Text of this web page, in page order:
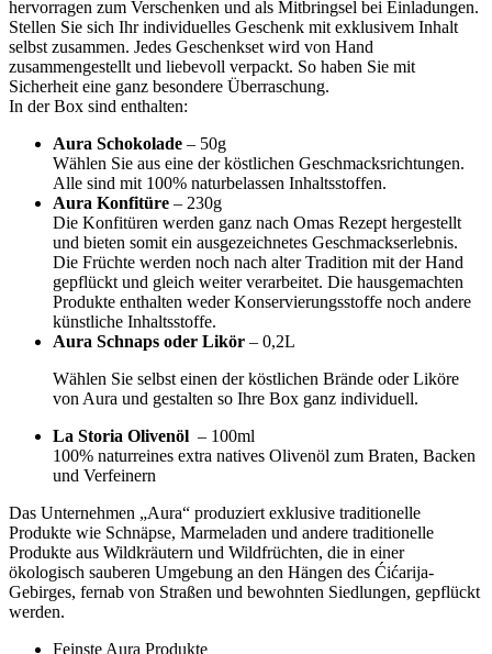
hervorragen zum Verschenken und als Mitbringsel bei Einladungen.
Stellen Sie sich Ihr individuelles Geschenk mit exklusivem Inhalt
selbst zusammen. Jedes Geschenkset wird von Hand
zusammengestellt und liebevoll verpackt. So haben Sie mit
Sicherheit eine ganz besondere Überraschung.
In der Box sind enthalten:
Aura Schokolade – 50g
Wählen Sie aus eine der köstlichen Geschmacksrichtungen.
Alle sind mit 100% naturbelassen Inhaltsstoffen.
Aura Konfitüre – 230g
Die Konfitüren werden ganz nach Omas Rezept hergestellt
und bieten somit ein ausgezeichnetes Geschmackserlebnis.
Die Früchte werden noch nach alter Tradition mit der Hand
gepflückt und gleich weiter verarbeitet. Die hausgemachten
Produkte enthalten weder Konservierungsstoffe noch andere
künstliche Inhaltsstoffe.
Aura Schnaps oder Likör – 0,2L
Wählen Sie selbst einen der köstlichen Brände oder Liköre
von Aura und gestalten so Ihre Box ganz individuell.
La Storia Olivenöl – 100ml
100% naturreines extra natives Olivenöl zum Braten, Backen
und Verfeinern
Das Unternehmen „Aura“ produziert exklusive traditionelle
Produkte wie Schnäpse, Marmeladen und andere traditionelle
Produkte aus Wildkräutern und Wildfrüchten, die in einer
ökologisch sauberen Umgebung an den Hängen des Ćićarija-
Gebirges, fernab von Straßen und bewohnten Siedlungen, gepflückt
werden.
Feinste Aura Produkte